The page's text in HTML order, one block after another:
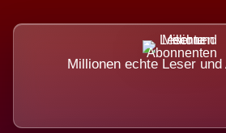
Millionen echte Leser und